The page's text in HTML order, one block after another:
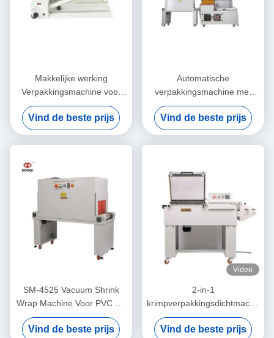
Makkelijke werking
Verpakkingsmachine voor
krimpmachines met
krimppistool 220 V/Hz
Vind de beste prijs
Automatische
verpakkingsmachine met
hoge precisie
Vind de beste prijs
SM-4525 Vacuum Shrink
Wrap Machine Voor PVC PP
POF Verpakkingsmateriaal
met vergrendeling op
Vind de beste prijs
Video
2-in-1
krimpverpakkingsdichtmachine
voor kofferverpakkingen
1400 mm FM-5540
Vind de beste prijs